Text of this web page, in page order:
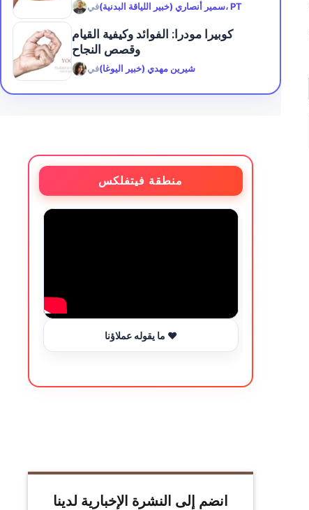
في سمير أنصاري (خبير اللياقة البدنية)، PT
كوبيرا مودرا: الفوائد وكيفية القيام
وقصص النجاح
فيشيرين مهدي (خبير اليوغا)
منطقة فيتفلكس
ما يقوله عملاؤنا ❤️
انضم إلى النشرة الإخبارية لدينا